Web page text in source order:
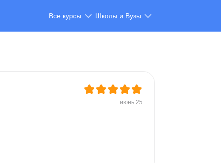
Все курсы Школы и Вузы
июнь 25